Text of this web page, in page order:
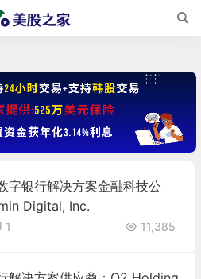
字银行解决方案金融科技公
Digital, Inc.
11,385
1